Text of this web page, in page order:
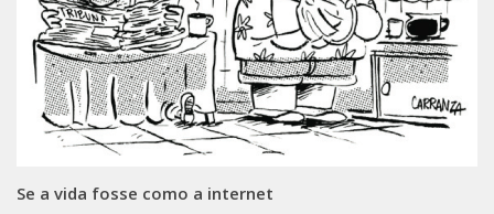
Se a vida fosse como a internet